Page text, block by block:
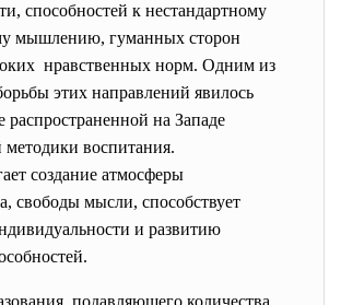
способностей к нестандартному
мышлению, гуманных сторон
нравственных норм. Одним из
этих направлений явилось
распространенной на Западе
методики воспитания.
создание атмосферы
свободы мысли, способствует
и развитию
подавляющего количества